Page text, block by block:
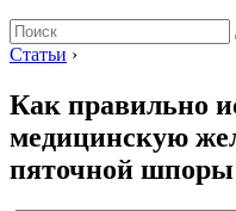
Статьи ›
Как правильно
медицинскую
пяточной шпоры